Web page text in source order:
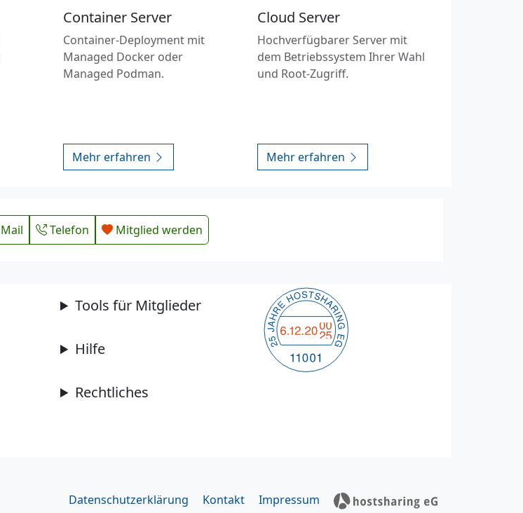
Container Server
Container-Deployment mit
Managed Docker oder
Managed Podman.
Mehr erfahren
Cloud Server
Hochverfügbarer Server mit
dem Betriebssystem Ihrer Wahl
und Root-Zugriff.
Mehr erfahren
Mail Telefon Mitglied werden
Tools für Mitglieder
Hilfe
Rechtliches
Datenschutzerklärung Kontakt Impressum